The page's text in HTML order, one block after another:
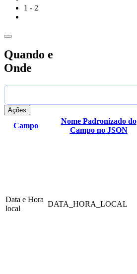
1 - 2
Quando e
Onde
Ações
Campo
Nome Padronizado do
Campo no JSON
Data e Hora
local
DATA_HORA_LOCAL